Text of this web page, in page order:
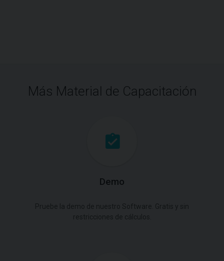
Más Material de Capacitación
Demo